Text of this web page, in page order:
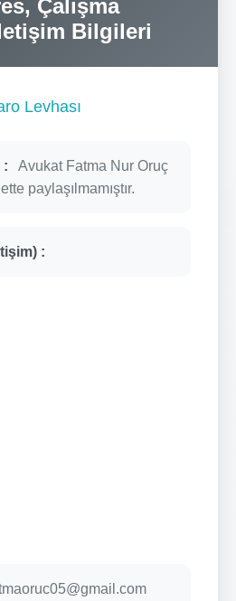
Çalışma
Bilgileri
Levhası
:
Avukat Fatma Nur Oruç
paylaşılmamıştır.
: